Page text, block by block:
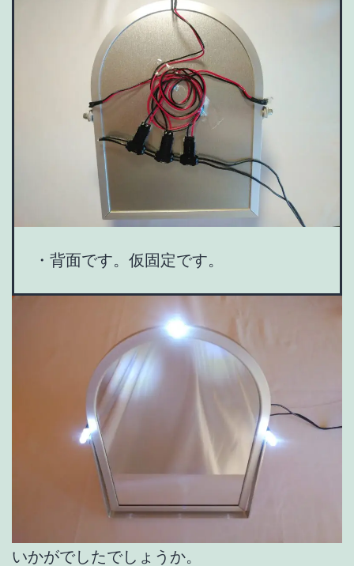
・背面です。仮固定です。
いかがでしたでしょうか。